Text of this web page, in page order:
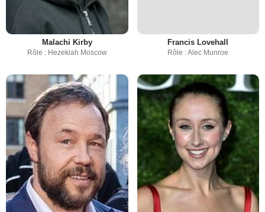
Malachi Kirby
Rôle : Hezekiah Moscow
Francis Lovehall
Rôle : Alec Munroe